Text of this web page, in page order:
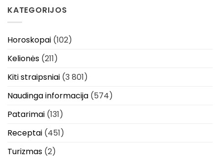
KATEGORIJOS
Horoskopai (102)
Kelionės (211)
Kiti straipsniai (3 801)
Naudinga informacija (574)
Patarimai (131)
Receptai (451)
Turizmas (2)